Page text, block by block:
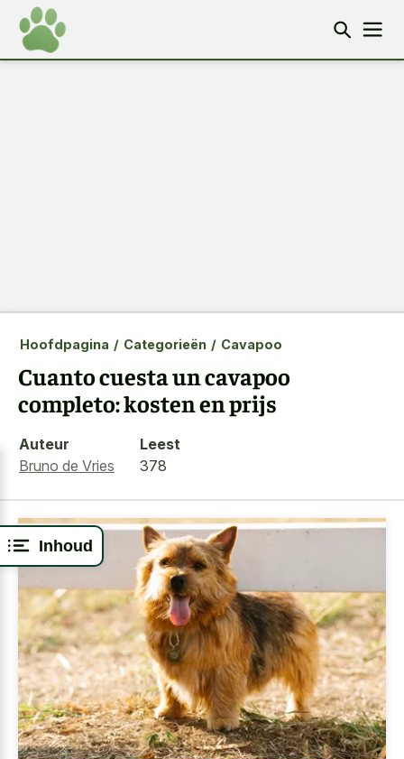
Inhoud
Hoofdpagina / Categorieën / Cavapoo
Cuanto cuesta un cavapoo
completo: kosten en prijs
Auteur
Bruno de Vries
Leest
378